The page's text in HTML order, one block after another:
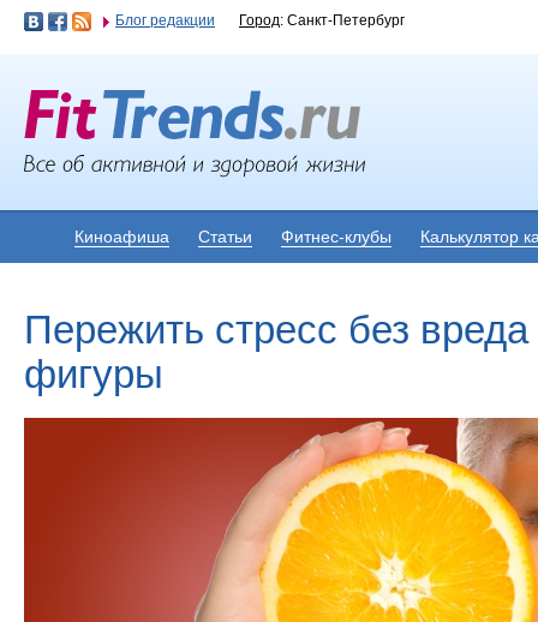
Блог редакции Город: Санкт-Петербург
Киноафиша Статьи Фитнес-клубы Калькулятор
Пережить стресс без
фигуры